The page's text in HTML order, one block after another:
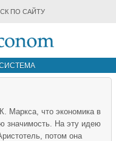
ПО САЙТУ
Маркса, что экономика в
значимость. На эту идею
потом она